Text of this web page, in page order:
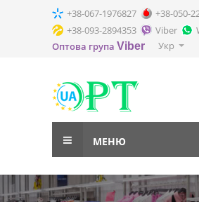
+38-067-1976827
+38-050-
+38-093-2894353
Viber
Оптова група Viber Укр
МЕНЮ